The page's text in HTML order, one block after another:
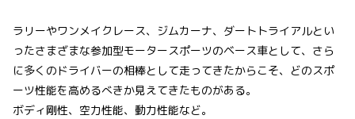
ラリーやワンメイクレース、ジムカーナ、ダートトライアルとい
ったさまざまな参加型モータースポーツのベース車として、さら
に多くのドライバーの相棒として走ってきたからこそ、どのスポ
ーツ性能を高めるべきか見えてきたものがある。
ボディ剛性、空力性能、動力性能など。